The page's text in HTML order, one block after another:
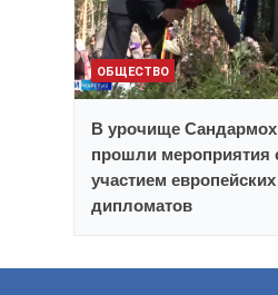
ОБЩЕСТВО
В урочище Сандармох
прошли мероприятия
участием европейских
дипломатов